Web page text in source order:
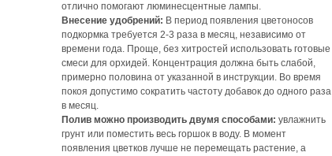
отлично помогают люминесцентные лампы.
Внесение удобрений: В период появления цветоносов
подкормка требуется 2-3 раза в месяц, независимо от
времени года. Проще, без хитростей использовать готовые
смеси для орхидей. Концентрация должна быть слабой,
примерно половина от указанной в инструкции. Во время
покоя допустимо сократить частоту добавок до одного раза
в месяц.
Полив можно производить двумя способами: увлажнить
грунт или поместить весь горшок в воду. В момент
появления цветков лучше не перемещать растение, а